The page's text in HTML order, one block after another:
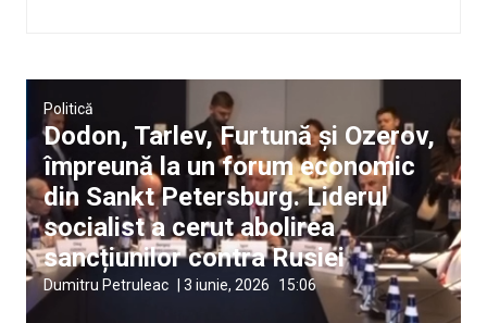
Politică
Dodon, Tarlev, Furtună și Ozerov,
împreună la un forum economic
din Sankt Petersburg. Liderul
socialist a cerut abolirea
sancțiunilor contra Rusiei
Dumitru Petruleac 3 iunie, 2026 15:06